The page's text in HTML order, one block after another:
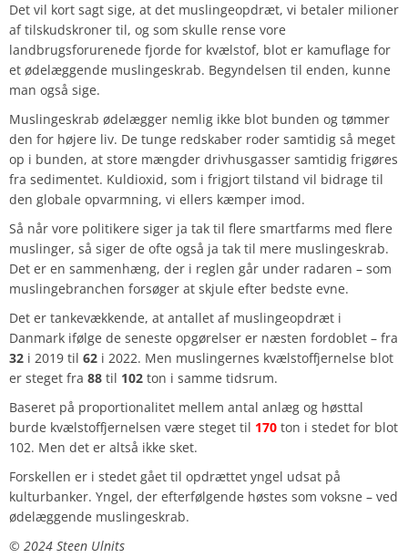
Det vil kort sagt sige, at det muslingeopdræt, vi betaler milioner
af tilskudskroner til, og som skulle rense vore
landbrugsforurenede fjorde for kvælstof, blot er kamuflage for
et ødelæggende muslingeskrab. Begyndelsen til enden, kunne
man også sige.
Muslingeskrab ødelægger nemlig ikke blot bunden og tømmer
den for højere liv. De tunge redskaber roder samtidig så meget
op i bunden, at store mængder drivhusgasser samtidig frigøres
fra sedimentet. Kuldioxid, som i frigjort tilstand vil bidrage til
den globale opvarmning, vi ellers kæmper imod.
Så når vore politikere siger ja tak til flere smartfarms med flere
muslinger, så siger de ofte også ja tak til mere muslingeskrab.
Det er en sammenhæng, der i reglen går under radaren – som
muslingebranchen forsøger at skjule efter bedste evne.
Det er tankevækkende, at antallet af muslingeopdræt i
Danmark ifølge de seneste opgørelser er næsten fordoblet – fra
32 i 2019 til 62 i 2022. Men muslingernes kvælstoffjernelse blot
er steget fra 88 til 102 ton i samme tidsrum.
Baseret på proportionalitet mellem antal anlæg og høsttal
burde kvælstoffjernelsen være steget til 170 ton i stedet for blot
102. Men det er altså ikke sket.
Forskellen er i stedet gået til opdrættet yngel udsat på
kulturbanker. Yngel, der efterfølgende høstes som voksne – ved
ødelæggende muslingeskrab.
©️ 2024 Steen Ulnits